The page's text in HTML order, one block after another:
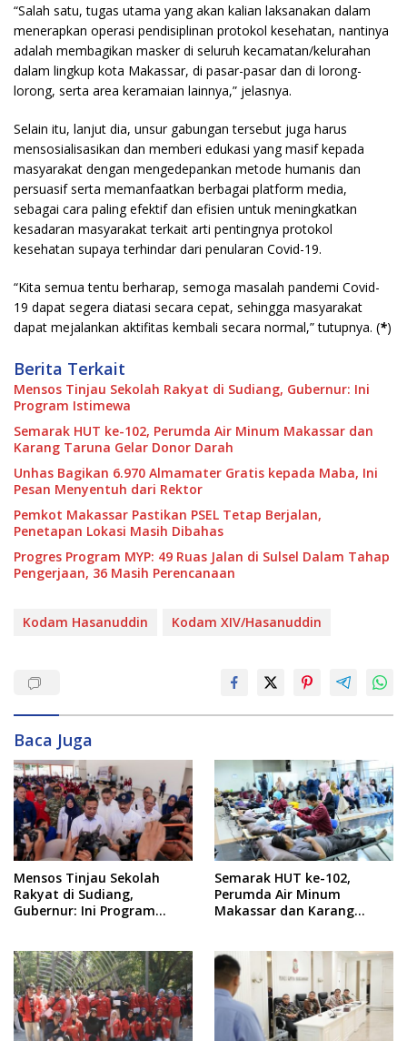
“Salah satu, tugas utama yang akan kalian laksanakan dalam
menerapkan operasi pendisiplinan protokol kesehatan, nantinya
adalah membagikan masker di seluruh kecamatan/kelurahan
dalam lingkup kota Makassar, di pasar-pasar dan di lorong-
lorong, serta area keramaian lainnya,” jelasnya.
Selain itu, lanjut dia, unsur gabungan tersebut juga harus
mensosialisasikan dan memberi edukasi yang masif kepada
masyarakat dengan mengedepankan metode humanis dan
persuasif serta memanfaatkan berbagai platform media,
sebagai cara paling efektif dan efisien untuk meningkatkan
kesadaran masyarakat terkait arti pentingnya protokol
kesehatan supaya terhindar dari penularan Covid-19.
“Kita semua tentu berharap, semoga masalah pandemi Covid-
19 dapat segera diatasi secara cepat, sehingga masyarakat
dapat mejalankan aktifitas kembali secara normal,” tutupnya. (*)
Berita Terkait
Mensos Tinjau Sekolah Rakyat di Sudiang, Gubernur: Ini
Program Istimewa
Semarak HUT ke-102, Perumda Air Minum Makassar dan
Karang Taruna Gelar Donor Darah
Unhas Bagikan 6.970 Almamater Gratis kepada Maba, Ini
Pesan Menyentuh dari Rektor
Pemkot Makassar Pastikan PSEL Tetap Berjalan,
Penetapan Lokasi Masih Dibahas
Progres Program MYP: 49 Ruas Jalan di Sulsel Dalam Tahap
Pengerjaan, 36 Masih Perencanaan
Kodam Hasanuddin Kodam XIV/Hasanuddin
Baca Juga
Mensos Tinjau Sekolah
Rakyat di Sudiang,
Gubernur: Ini Program
Semarak HUT ke-102,
Perumda Air Minum
Makassar dan Karang